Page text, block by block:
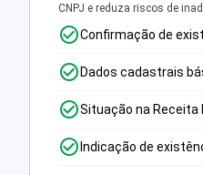
CNPJ e reduza riscos de
Confirmação de
Dados cadastrais
Situação na Receita
Indicação de